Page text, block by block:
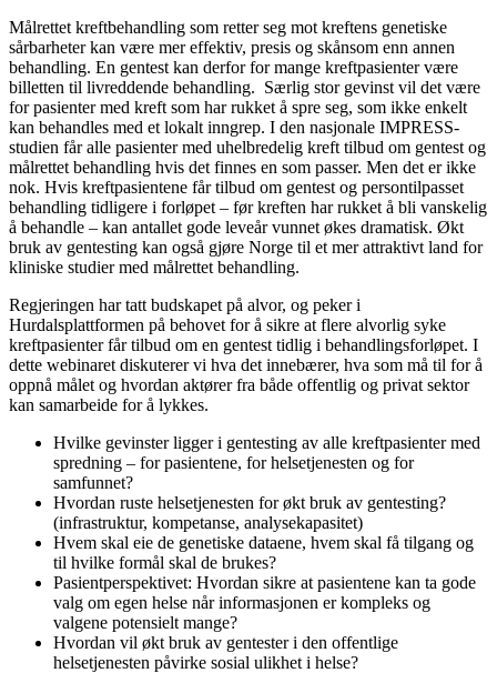
Målrettet kreftbehandling som retter seg mot kreftens genetiske
sårbarheter kan være mer effektiv, presis og skånsom enn annen
behandling. En gentest kan derfor for mange kreftpasienter være
billetten til livreddende behandling. Særlig stor gevinst vil det være
for pasienter med kreft som har rukket å spre seg, som ikke enkelt
kan behandles med et lokalt inngrep. I den nasjonale IMPRESS-
studien får alle pasienter med uhelbredelig kreft tilbud om gentest og
målrettet behandling hvis det finnes en som passer. Men det er ikke
nok. Hvis kreftpasientene får tilbud om gentest og persontilpasset
behandling tidligere i forløpet – før kreften har rukket å bli vanskelig
å behandle – kan antallet gode leveår vunnet økes dramatisk. Økt
bruk av gentesting kan også gjøre Norge til et mer attraktivt land for
kliniske studier med målrettet behandling.
Regjeringen har tatt budskapet på alvor, og peker i
Hurdalsplattformen på behovet for å sikre at flere alvorlig syke
kreftpasienter får tilbud om en gentest tidlig i behandlingsforløpet. I
dette webinaret diskuterer vi hva det innebærer, hva som må til for å
oppnå målet og hvordan aktører fra både offentlig og privat sektor
kan samarbeide for å lykkes.
Hvilke gevinster ligger i gentesting av alle kreftpasienter med
spredning – for pasientene, for helsetjenesten og for
samfunnet?
Hvordan ruste helsetjenesten for økt bruk av gentesting?
(infrastruktur, kompetanse, analysekapasitet)
Hvem skal eie de genetiske dataene, hvem skal få tilgang og
til hvilke formål skal de brukes?
Pasientperspektivet: Hvordan sikre at pasientene kan ta gode
valg om egen helse når informasjonen er kompleks og
valgene potensielt mange?
Hvordan vil økt bruk av gentester i den offentlige
helsetjenesten påvirke sosial ulikhet i helse?